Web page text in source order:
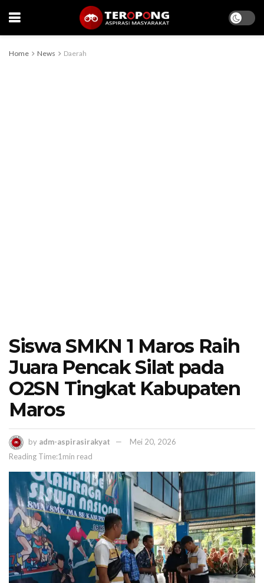
Home News Daerah
Siswa SMKN 1 Maros Raih
Juara Pencak Silat pada
O2SN Tingkat Kabupaten
Maros
by adm-aspirasirakyat
Mei 20, 2026
Reading Time:1min read